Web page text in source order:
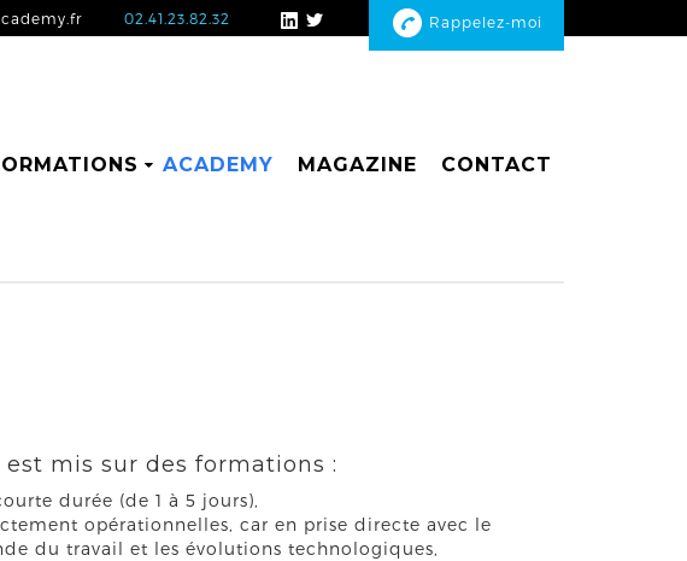
02.41.23.82.32 Rappelez-moi
ACADEMY MAGAZINE CONTACT
est mis sur des formations :
durée (de 1 à 5 jours),
opérationnelles, car en prise directe avec le
du travail et les évolutions technologiques,